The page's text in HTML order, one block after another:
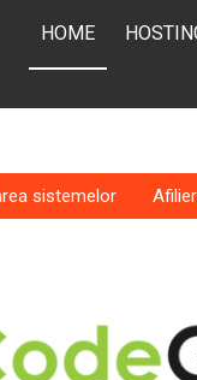
HOME
sistemelor